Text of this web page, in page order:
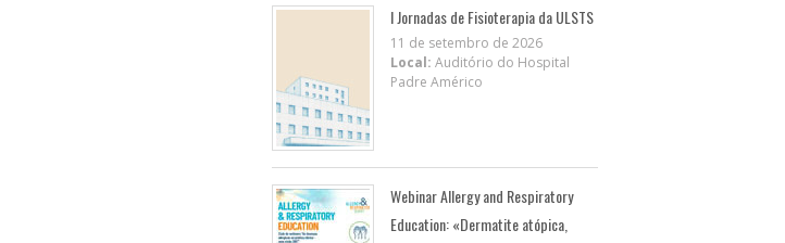
I Jornadas de Fisioterapia da ULSTS
11 de setembro de 2026
Local: Auditório do Hospital
Padre Américo
Webinar Allergy and Respiratory
Education: «Dermatite atópica,